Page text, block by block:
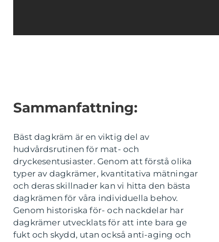
Sammanfattning:
Bäst dagkräm är en viktig del av
hudvårdsrutinen för mat- och
dryckesentusiaster. Genom att förstå olika
typer av dagkrämer, kvantitativa mätningar
och deras skillnader kan vi hitta den bästa
dagkrämen för våra individuella behov.
Genom historiska för- och nackdelar har
dagkrämer utvecklats för att inte bara ge
fukt och skydd, utan också anti-aging och